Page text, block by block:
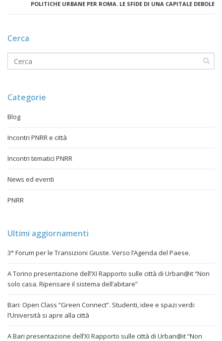
POLITICHE URBANE PER ROMA. LE SFIDE DI UNA CAPITALE DEBOLE
Cerca
Categorie
Blog
Incontri PNRR e città
Incontri tematici PNRR
News ed eventi
PNRR
Ultimi aggiornamenti
3° Forum per le Transizioni Giuste. Verso l’Agenda del Paese.
A Torino presentazione dell’XI Rapporto sulle città di Urban@it “Non
solo casa. Ripensare il sistema dell’abitare”
Bari: Open Class “Green Connect”. Studenti, idee e spazi verdi:
l’Università si apre alla città
A Bari presentazione dell’XI Rapporto sulle città di Urban@it “Non